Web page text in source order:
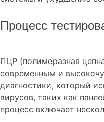
Процесс
ПЦР (полимеразная
современным и
диагностики, который
вирусов, таких как
процесс включает